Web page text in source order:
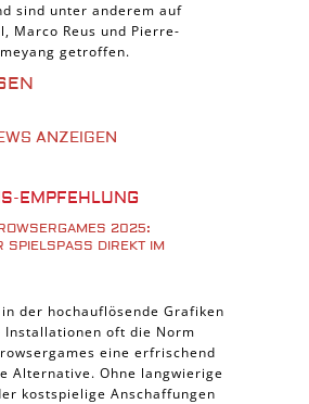
sind unter anderem auf
Marco Reus und Pierre-
getroffen.
ANZEIGEN
EMPFEHLUNG
2025:
DIREKT IM B
der hochauflösende Grafiken
Installationen oft die Norm
eine erfrischend
Alternative. Ohne langwierige
kostspielige Anschaffungen